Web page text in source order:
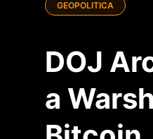
GEOPOLITICA
DOJ
a